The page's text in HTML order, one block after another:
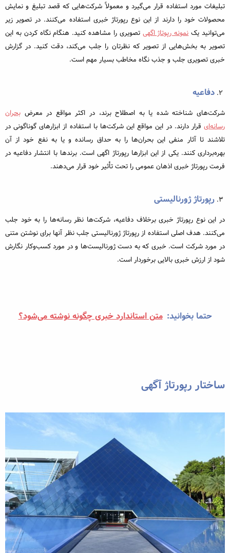
تبلیغات مورد استفاده قرار می‌گیرد و معمولاً شرکت‌‌هایی که قصد تبلیغ و نمایش
محصولات خود را دارند از این نوع رپورتاژ خبری استفاده می‌کنند. در تصویر زیر
می‌توانید یکنمونه رپوتاژ اگهی تصویری را مشاهده کنید. هنگام نگاه کردن به این
تصویر به بخش‌هایی از تصویر که نظرتان را جلب می‌کند، دقت کنید. در گزارش
خبری تصویری جلب و جذب نگاه مخاطب بسیار مهم است.
دفاعیه
شرکت‌های شناخته شده یا به اصطلاح برند، در اکثر مواقع در معرض بحران
رسانه‌ای قرار دارند. در این مواقع این شرکت‌ها با استفاده از ابزارهای گوناگونی در
تلاشند تا آثار منفی این بحران‌ها را به حداق رسانده و یا به نفع خود از آن
بهره‌برداری کنند. یکی از این ابزارها رپورتاژ اگهی است. برندها با انتشار دفاعیه در
فرمت رپورتاژ خبری اذهان عمومی را تحت تأثیر خود قرار می‌دهند.
رپورتاژ ژورنالیستی
در این نوع رپورتاژ خبری برخلاف دفاعیه، شرکت‌ها نظر رسانه‌ها را به خود جلب
می‌کنند. هدف اصلی استفاده از رپورتاژ ژورنالیستی جلب نظر آنها برای نوشتن متنی
در مورد شرکت است. خبری که به دست ژورنالیست‌ها و در مورد کسب‌وکار نگارش
شود از ارزش خبری بالایی برخوردار است.
حتما بخوانید:متن استاندارد خبری چگونه نوشته می‌شود؟
ساختار رپورتاژ آگهی